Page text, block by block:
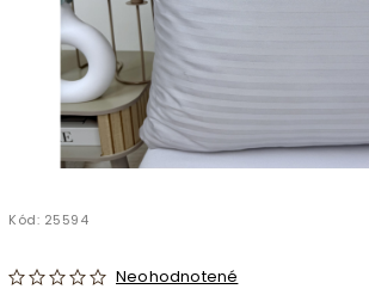
Kód: 25594
Neohodnotené